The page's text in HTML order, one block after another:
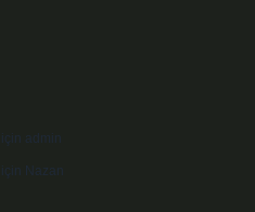
için admin
için Nazan